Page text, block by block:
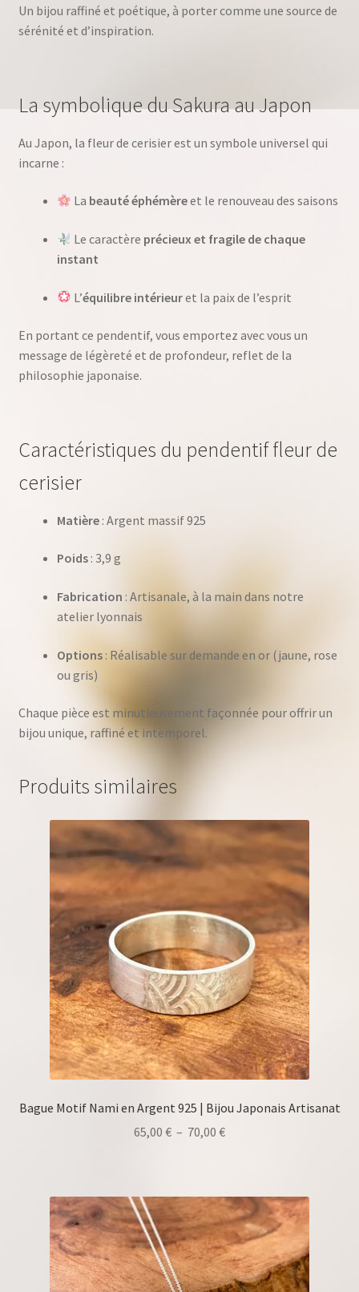
Un bijou raffiné et poétique, à porter comme une source de
sérénité et d’inspiration.
La symbolique du Sakura au Japon
Au Japon, la fleur de cerisier est un symbole universel qui
incarne :
La beauté éphémèreet le renouveau des saisons
Le caractère précieux et fragile de chaque
instant
L’équilibre intérieuret la paix de l’esprit
En portant ce pendentif, vous emportez avec vous un
message de légèreté et de profondeur, reflet de la
philosophie japonaise.
Caractéristiques du pendentif fleur de
cerisier
Matière: Argent massif 925
Poids: 3,9 g
Fabrication : Artisanale, à la main dans notre
atelier lyonnais
Options: Réalisable sur demande en or (jaune, rose
ou gris)
Chaque pièce est minutieusement façonnée pour offrir un
bijou unique, raffiné et intemporel.
Produits similaires
Bague Motif Nami en Argent 925 | Bijou Japonais Artisanat
65,00 € – 70,00 €Plage
à
70,00 €